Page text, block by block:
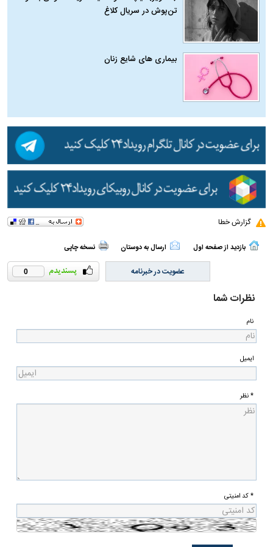
تن‌پوش در سریال کلاغ
بیماری‌ های شایع زنان
گزارش خطا
بازدید از صفحه اول ارسال به دوستان نسخه چاپی
0 عضویت در خبرنامه
نظرات شما
نام
ایمیل
* نظر
* کد امنیتی